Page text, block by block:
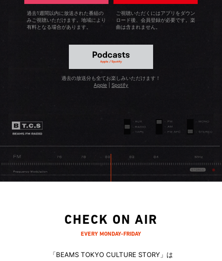
過去1週間以内に放送された番組の
みご視聴いただけます。地域により
有料となる場合があります。
ご視聴いただくにはアプリをダウン
ロード後、会員登録が必要です。楽
曲は含まれません。
過去の放送分も全てお楽しみいただけます！
Apple
Spotify
CHECK ON AIR
EVERY MONDAY-FRIDAY
「BEAMS TOKYO CULTURE STORY」は